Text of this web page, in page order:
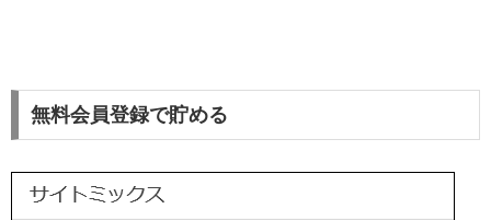
無料会員登録で貯める